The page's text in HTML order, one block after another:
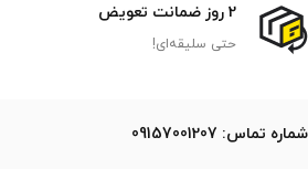
2 روز ضمانت تعویض
حتی سلیقه‌ای!
ﺷﻤﺎره ﺗﻤﺎس: 09157001207